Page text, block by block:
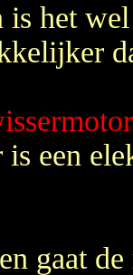
is het
een
gaat